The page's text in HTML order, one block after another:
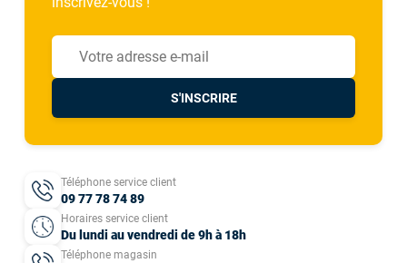
S'INSCRIRE
Téléphone service client
09 77 78 74 89
Horaires service client
Du lundi au vendredi de 9h à 18h
Téléphone magasin